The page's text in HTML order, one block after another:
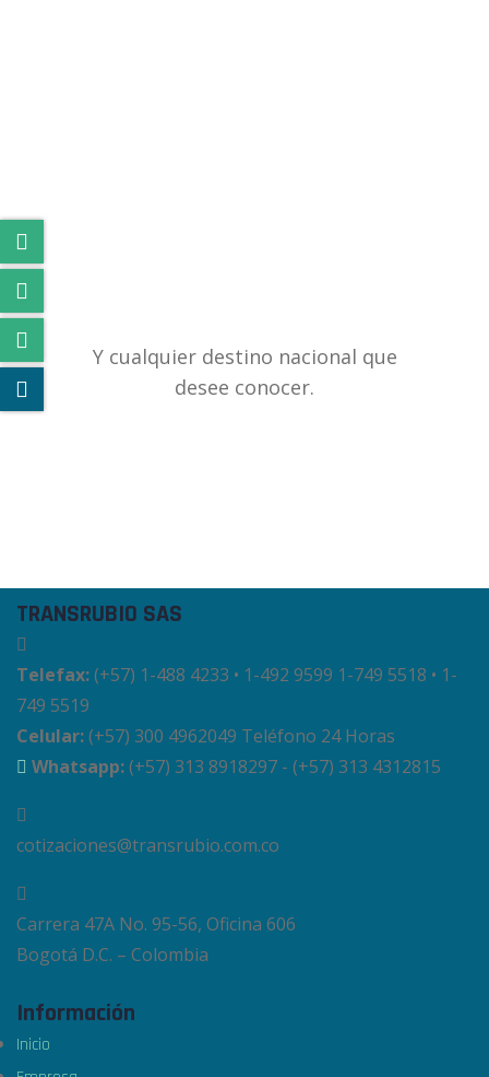
Y cualquier destino nacional que
desee conocer.
TRANSRUBIO SAS
Telefax:(+57) 1-488 4233 • 1-492 9599 1-749 5518 • 1-
749 5519
Celular:(+57) 300 4962049 Teléfono 24 Horas
Whatsapp:(+57) 313 8918297 - (+57) 313 4312815
cotizaciones@transrubio.com.co
Carrera 47A No. 95-56, Oficina 606
Bogotá D.C. – Colombia
Información
Inicio